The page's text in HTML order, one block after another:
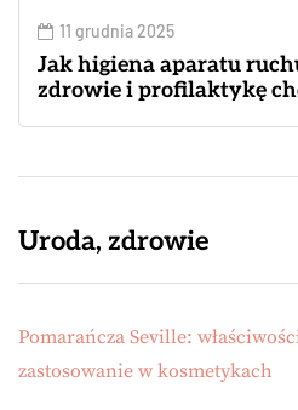
11 grudnia 2025
Jak higiena aparatu
zdrowie i profilaktykę
Uroda, zdrowie
Pomarańcza Seville:
zastosowanie w kosmetykach